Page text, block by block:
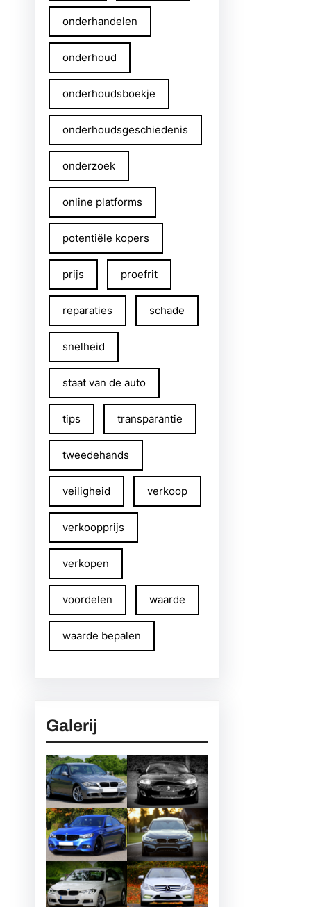
onderhandelen
onderhoud
onderhoudsboekje
onderhoudsgeschiedenis
onderzoek
online platforms
potentiële kopers
prijs proefrit
reparaties schade
snelheid
staat van de auto
tips transparantie
tweedehands
veiligheid verkoop
verkoopprijs
verkopen
voordelen waarde
waarde bepalen
Galerij